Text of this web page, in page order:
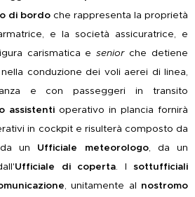
di bordo che rappresenta la proprietà
e la società assicuratrice, e
carismatica eseniorche detiene
conduzione dei voli aerei di linea,
e con passeggeri in transito
assistenti operativo in plancia fornirà
in cockpit e risulterà composto da
un Ufficiale meteorologo, da un
Ufficiale di coperta. I sottufficiali
, unitamente al nostromo